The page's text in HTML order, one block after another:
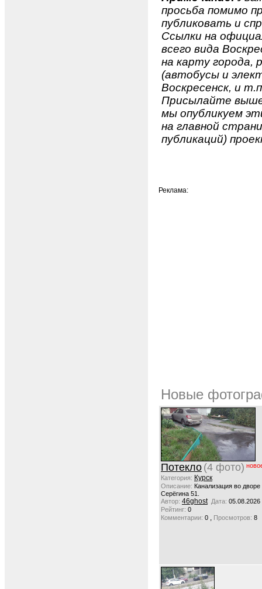
просьба помимо
публиковать и
Ссылки на
всего вида
на карту города,
(автобусы и
Воскресенск, и
Присылайте
мы опубликуем
на главной
публикаций)
Реклама:
Новые
Потекло (4 фото)
Категория: Курск
Описание: Канализация во
Серёгина 51.
Автор: 46ghost Дата: 05.08.2026
Рейтинг: 0
Комментарии: 0 , Просмотров: 8